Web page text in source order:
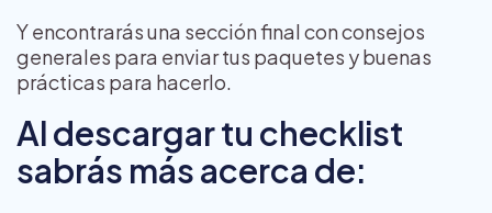
Y encontrarás una sección final con consejos
generales para enviar tus paquetes y buenas
prácticas para hacerlo.
Al descargar tu checklist
sabrás más acerca de: